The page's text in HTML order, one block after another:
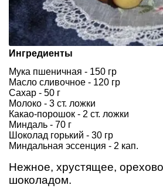
Ингредиенты
Мука пшеничная - 150 гр
Масло сливочное - 120 гр
Сахар - 50 г
Молоко - 3 ст. ложки
Какао-порошок - 2 ст. ложки
Миндаль - 70 г
Шоколад горький - 30 гр
Миндальная эссенция - 2 кап.
Нежное, хрустящее,
шоколадом.